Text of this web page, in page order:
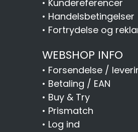
• Kundereferencer
• Handelsbetingelser
• Fortrydelse og
WEBSHOP INFO
• Forsendelse /
• Betaling / EAN
• Buy & Try
• Prismatch
• Log ind